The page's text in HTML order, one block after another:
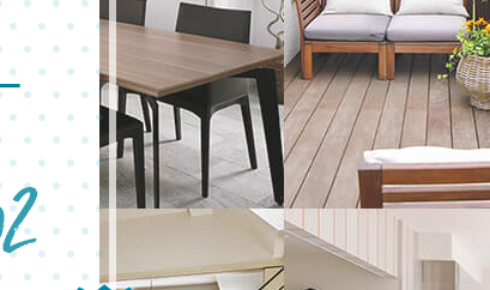
これから開業される方
開業されている方